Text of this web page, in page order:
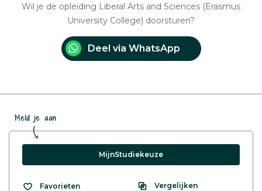
Wil je de opleiding Liberal Arts and Sciences (Erasmus
University College) doorsturen?
Deel via WhatsApp
Meld je aan
MijnStudiekeuze
Favorieten Vergelijken